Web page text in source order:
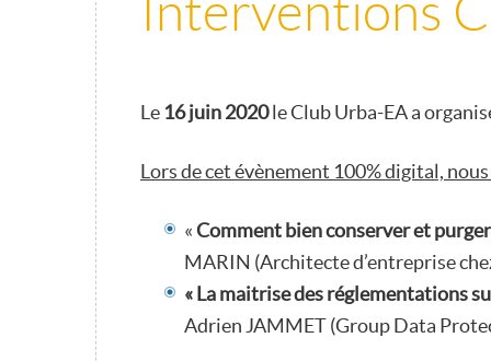
Interventions
Le 16 juin 2020le Club Urba-EA a
Lors de cet évènement 100% digital,
«Comment bien conserver et
MARIN (Architecte d’entreprise
« La maitrise des réglementations
Adrien JAMMET (Group Data